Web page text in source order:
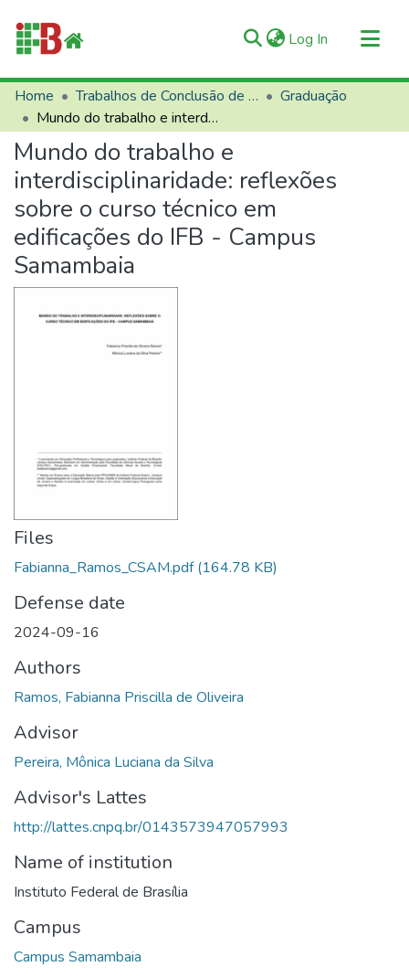
Log In (current)
Communities & Collections
All of RIIFB
Manuals and Terms
Statistics
About RIIFB
Help
Contacts
Home Trabalhos de Conclusão de Curso (TCCs)
Graduação
Mundo do trabalho e interdisciplinaridade: reflexões sobre o curso técnico em edificações do IFB - Campus Samambaia
Mundo do trabalho e
interdisciplinaridade: reflexões
sobre o curso técnico em
edificações do IFB - Campus
Samambaia
Files
Fabianna_Ramos_CSAM.pdf(164.78 KB)
Defense date
2024-09-16
Authors
Ramos, Fabianna Priscilla de Oliveira
Advisor
Pereira, Mônica Luciana da Silva
Advisor's Lattes
http://lattes.cnpq.br/0143573947057993
Name of institution
Instituto Federal de Brasília
Campus
Campus Samambaia